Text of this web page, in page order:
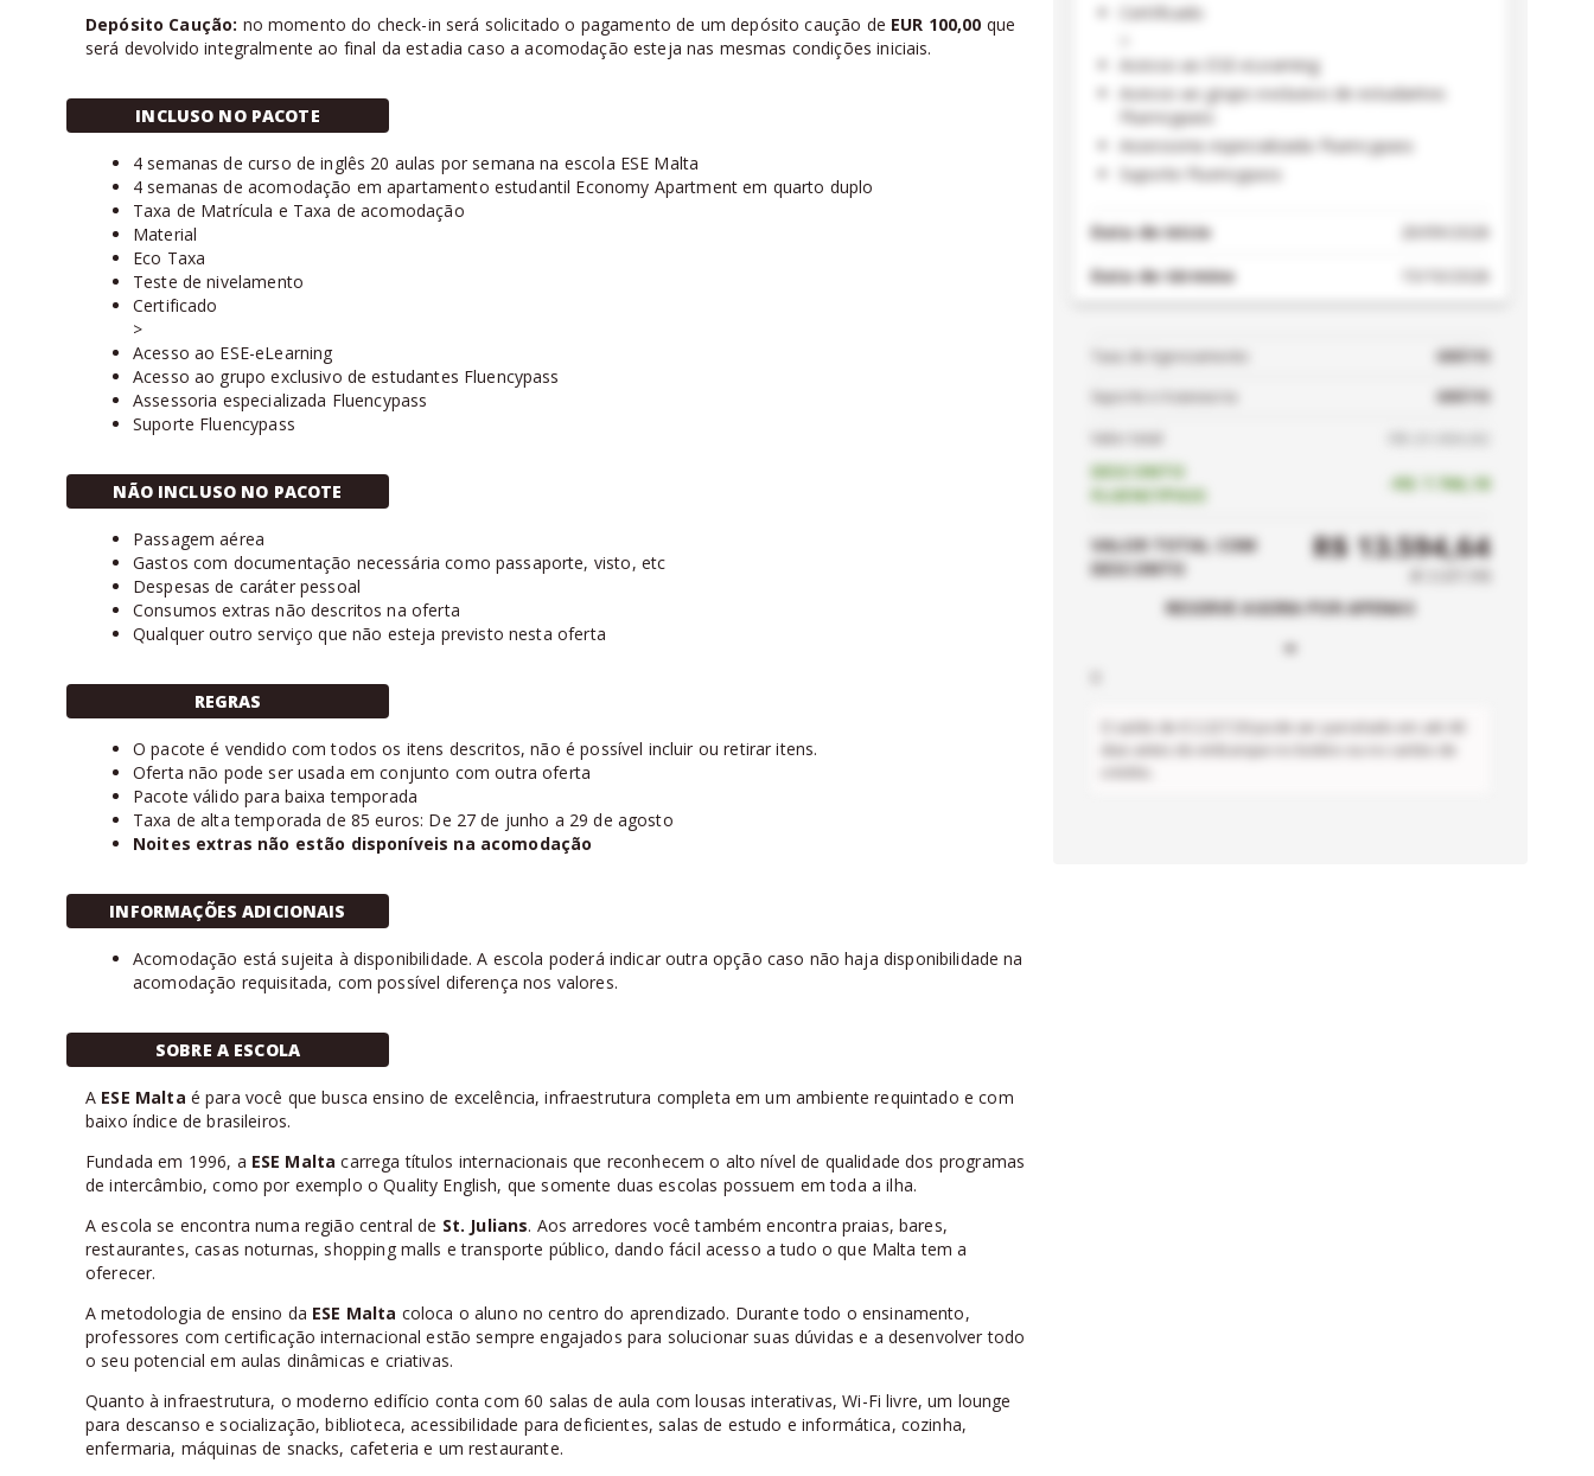
Depósito Caução: no momento do check-in será solicitado o pagamento de um depósito caução de EUR 100,00 que
será devolvido integralmente ao final da estadia caso a acomodação esteja nas mesmas condições iniciais.
INCLUSO NO PACOTE
4 semanas de curso de inglês 20 aulas por semana na escola ESE Malta
4 semanas de acomodação em apartamento estudantil Economy Apartment em quarto duplo
Taxa de Matrícula e Taxa de acomodação
Material
Eco Taxa
Teste de nivelamento
Certificado
>
Acesso ao ESE-eLearning
Acesso ao grupo exclusivo de estudantes Fluencypass
Assessoria especializada Fluencypass
Suporte Fluencypass
NÃO INCLUSO NO PACOTE
Passagem aérea
Gastos com documentação necessária como passaporte, visto, etc
Despesas de caráter pessoal
Consumos extras não descritos na oferta
Qualquer outro serviço que não esteja previsto nesta oferta
REGRAS
O pacote é vendido com todos os itens descritos, não é possível incluir ou retirar itens.
Oferta não pode ser usada em conjunto com outra oferta
Pacote válido para baixa temporada
Taxa de alta temporada de 85 euros: De 27 de junho a 29 de agosto
Noites extras não estão disponíveis na acomodação
INFORMAÇÕES ADICIONAIS
Acomodação está sujeita à disponibilidade. A escola poderá indicar outra opção caso não haja disponibilidade na
acomodação requisitada, com possível diferença nos valores.
SOBRE A ESCOLA
A ESE Malta é para você que busca ensino de excelência, infraestrutura completa em um ambiente requintado e com
baixo índice de brasileiros.
Fundada em 1996, a ESE Malta carrega títulos internacionais que reconhecem o alto nível de qualidade dos programas
de intercâmbio, como por exemplo o Quality English, que somente duas escolas possuem em toda a ilha.
A escola se encontra numa região central de St. Julians. Aos arredores você também encontra praias, bares,
restaurantes, casas noturnas, shopping malls e transporte público, dando fácil acesso a tudo o que Malta tem a
oferecer.
A metodologia de ensino da ESE Malta coloca o aluno no centro do aprendizado. Durante todo o ensinamento,
professores com certificação internacional estão sempre engajados para solucionar suas dúvidas e a desenvolver todo
o seu potencial em aulas dinâmicas e criativas.
Quanto à infraestrutura, o moderno edifício conta com 60 salas de aula com lousas interativas, Wi-Fi livre, um lounge
para descanso e socialização, biblioteca, acessibilidade para deficientes, salas de estudo e informática, cozinha,
enfermaria, máquinas de snacks, cafeteria e um restaurante.
Certificado
Acesso ao ESE-eLearning
Acesso ao grupo exclusivo de estudantes
Fluencypass
Assessoria especializada Fluencypass
Suporte Fluencypass
Data de início
20/09/2026
Data de término
15/10/2026
Taxa de Agenciamento
GRÁTIS
Suporte e Assessoria
GRÁTIS
Valor total
DESCONTO
FLUENCYPASS
-R$ 7.766,18
VALOR TOTAL
COM
DESCONTO
R$ 13.594,64
RESERVE AGORA POR APENAS
-
pode ser parcelado em até
dias antes do embarque no boleto ou no cartão de